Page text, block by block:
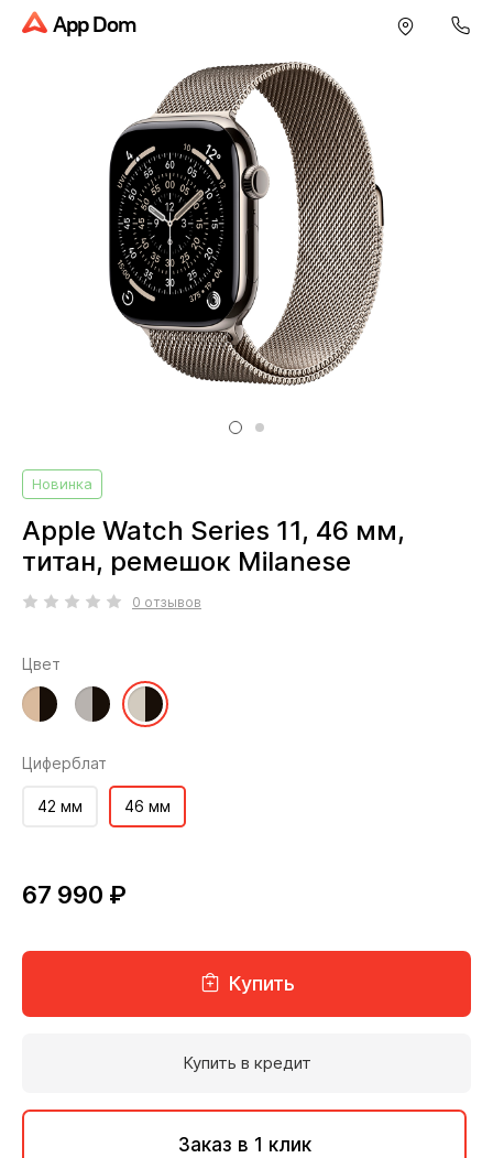
App Dom
Новинка
Apple Watch Series 11, 46 мм,
титан, ремешок Milanese
0 отзывов
Цвет
Циферблат
46 мм
42 мм
67 990 ₽
Купить
Купить в кредит
Заказ в 1 клик